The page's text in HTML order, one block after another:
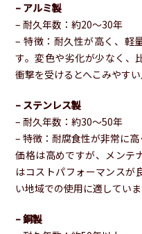
– アルミ製
– 耐久年数：約20〜30年
– 特徴：耐久性が高く、軽
す。変色や劣化が少なく、
衝撃を受けるとへこみやす
– ステンレス製
– 耐久年数：約30〜50年
– 特徴：耐腐食性が非常に
価格は高めですが、メンテ
はコストパフォーマンスが
い地域での使用に適していま
– 銅製